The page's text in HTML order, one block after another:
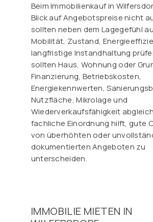
Beim Immobilienkauf in
Blick auf Angebotspreise nicht
sollten neben dem Lagegefühl
Mobilität, Zustand,
langfristige Instandhaltung
sollten Haus, Wohnung oder
Finanzierung, Betriebskosten,
Energiekennwerten,
Nutzfläche, Mikrolage und
Wiederverkaufsfähigkeit
fachliche Einordnung hilft, gute
von überhöhten oder
dokumentierten Angeboten zu
unterscheiden.
IMMOBILIE MIETEN IN